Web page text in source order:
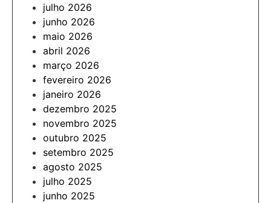
julho 2026
junho 2026
maio 2026
abril 2026
março 2026
fevereiro 2026
janeiro 2026
dezembro 2025
novembro 2025
outubro 2025
setembro 2025
agosto 2025
julho 2025
junho 2025